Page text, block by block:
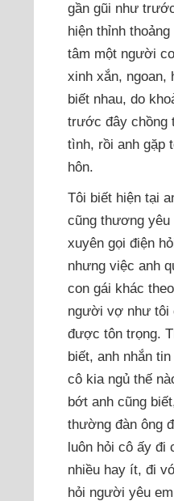
gần gũi như
hiện thỉnh
tâm một người
xinh xắn, ngoan,
biết nhau, do
trước đây chồng
tình, rồi anh gặp
hôn.
Tôi biết hiện tại
cũng thương
xuyên gọi điện
nhưng việc anh
con gái khác
người vợ như tôi
được tôn trọng.
biết, anh nhắn
cô kia ngủ thế
bớt anh cũng
thường đàn ông
luôn hỏi cô ấy đi
nhiều hay ít, đi
hỏi người yêu